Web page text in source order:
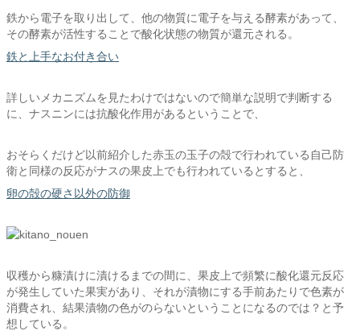
鉄から電子を取り出して、他の物質に電子を与える酵素があって、
その酵素が活性することで酸化状態の物質が還元される。
鉄と上手なお付き合い
詳しいメカニズムを見たわけではないので簡単な説明で判断する
に、ナスニンには抗酸化作用があるということで、
おそらくだけど以前紹介した赤玉の玉子の殻で行われている自己防
衛と同様の反応がナスの果皮上でも行われているとすると、
卵の殻の硬さ以外の防御
収穫から糠漬けに漬けるまでの間に、果皮上で頻繁に酸化還元反応
が発生していた果実があり、それが漬物にする手前あたりで色素が
消費され、結果漬物の色がのらないということになるのでは？と予
想している。